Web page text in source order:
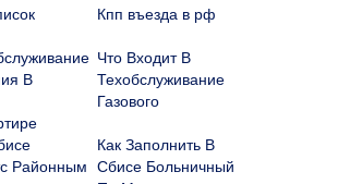
Кпп въезда в рф
Что Входит В
Техобслуживание
Газового
Как Заполнить В
Сбисе Больничный